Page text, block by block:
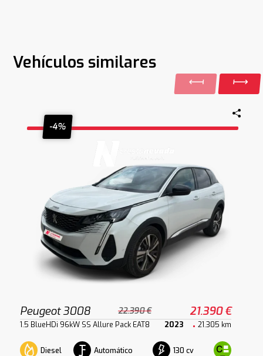
Vehículos similares
-4%
Peugeot 3008 22.390 € 21.390 €
1.5 BlueHDi 96kW SS Allure Pack EAT8 2023 21.305 km
Diesel Automático 130 cv